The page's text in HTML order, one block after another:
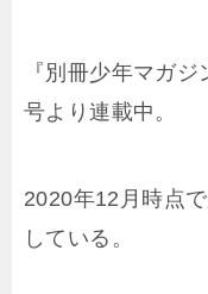
『別冊少年マガ
号より連載中。
2020年12月時点
している。